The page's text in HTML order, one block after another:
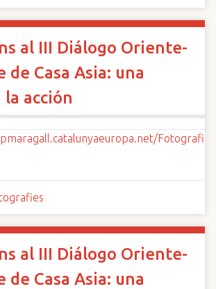
al III Diálogo Oriente-
de Casa Asia: una
la acción
al III Diálogo Oriente-
de Casa Asia: una